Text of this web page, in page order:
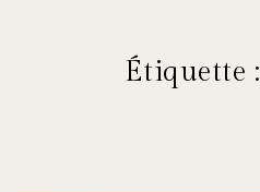
Étiquette :